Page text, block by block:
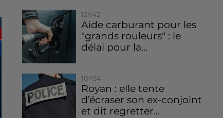
13h42
Aide carburant pour les
"grands rouleurs" : le
délai pour la...
10h54
Royan : elle tente
d’écraser son ex-conjoint
et dit regretter...